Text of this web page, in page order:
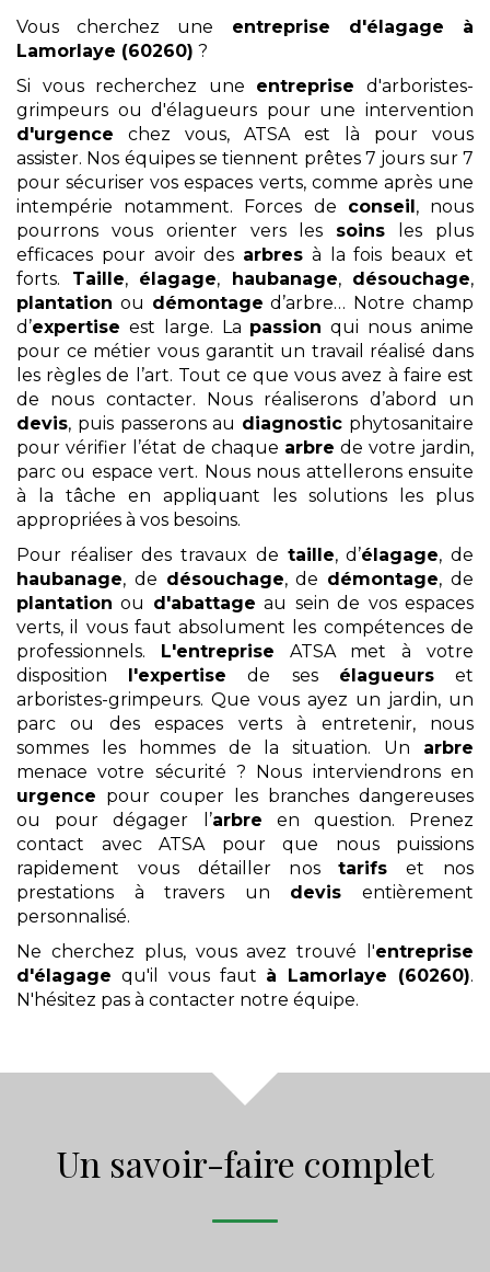
Vous cherchez une entreprise d'élagage
à
Lamorlaye (60260) ?
Si vous recherchez une entreprise d'arboristes-
grimpeurs ou d'élagueurs pour une intervention
d'urgence chez vous, ATSA est là pour vous
assister. Nos équipes se tiennent prêtes 7 jours sur 7
pour sécuriser vos espaces verts, comme après une
intempérie notamment. Forces de conseil , nous
pourrons vous orienter vers les soins les plus
efficaces pour avoir des arbres à la fois beaux et
forts. Taille, élagage, haubanage, désouchage,
plantation ou démontage d’arbre… Notre champ
d’expertise est large. La passion qui nous anime
pour ce métier vous garantit un travail réalisé dans
les règles de l’art. Tout ce que vous avez à faire est
de nous contacter. Nous réaliserons d’abord un
devis, puis passerons au diagnostic phytosanitaire
pour vérifier l’état de chaque arbre de votre jardin,
parc ou espace vert. Nous nous attellerons ensuite
à la tâche en appliquant les solutions les plus
appropriées à vos besoins.
Pour réaliser des travaux de taille, d’élagage, de
haubanage, de désouchage, de démontage, de
plantation ou d'abattage au sein de vos espaces
verts, il vous faut absolument les compétences de
professionnels.
L'entreprise ATSA met à votre
disposition
l'expertise de ses élagueurset
arboristes-grimpeurs. Que vous ayez un jardin, un
parc ou des espaces verts à entretenir, nous
sommes les hommes de la situation. Un arbre
menace votre sécurité ? Nous interviendrons en
urgence pour couper les branches dangereuses
ou pour dégager l’arbre en question. Prenez
contact avec ATSA pour que nous puissions
rapidement vous détailler nostarifs et nos
prestations à travers un devis entièrement
personnalisé.
Ne cherchez plus, vous avez trouvé l'entreprise
d'élagage qu'il vous faut à Lamorlaye (60260).
N'hésitez pas à contacter notre équipe.
Un savoir-faire complet